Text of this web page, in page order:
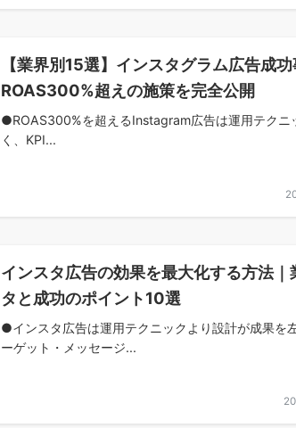
【業界別15選】インスタグラム広告成功
ROAS300%超えの施策を完全公開
●ROAS300%を超えるInstagram広告は運用テクニ
く、KPI...
インスタ広告の効果を最大化する方法｜
タと成功のポイント10選
●インスタ広告は運用テクニックより設計が成果を
ーゲット・メッセージ...